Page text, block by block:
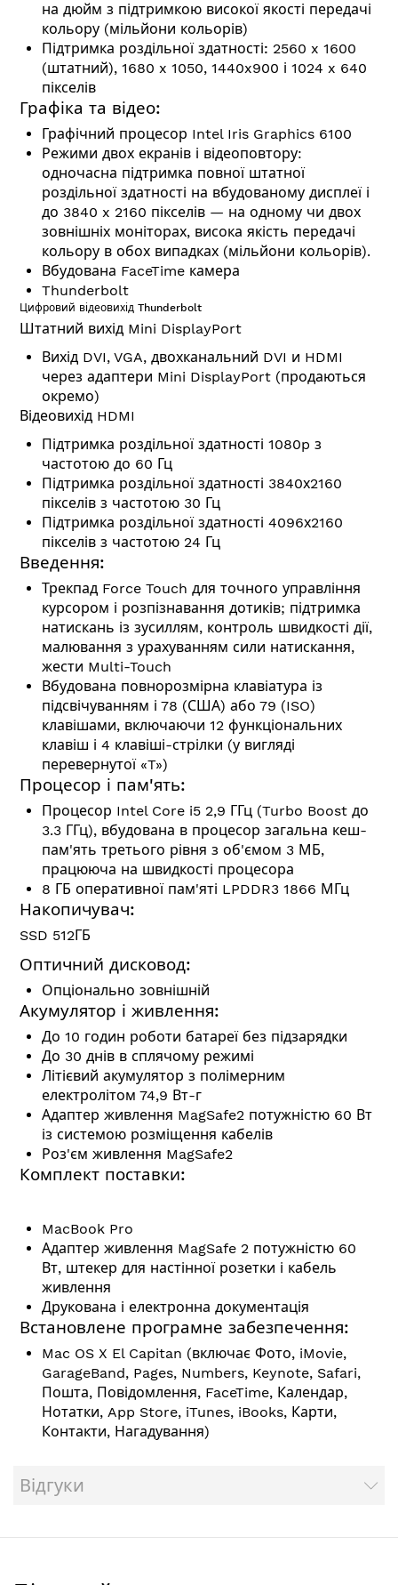
на дюйм з підтримкою високої якості передачі
кольору (мільйони кольорів)
Підтримка роздільної здатності: 2560 x 1600
(штатний), 1680 x 1050, 1440x900 і 1024 x 640
пікселів
Графіка та відео:
Графічний процесор Intel Iris Graphics 6100
Режими двох екранів і відеоповтору:
одночасна підтримка повної штатної
роздільної здатності на вбудованому дисплеї і
до 3840 x 2160 пікселів — на одному чи двох
зовнішніх моніторах, висока якість передачі
кольору в обох випадках (мільйони кольорів).
Вбудована FaceTime камера
Thunderbolt
Цифровий відеовихід Thunderbolt
Штатний вихід Mini DisplayPort
Вихід DVI, VGA, двохканальний DVI и HDMI
через адаптери Mini DisplayPort (продаються
окремо)
Відеовихід HDMI
Підтримка роздільної здатності 1080p з
частотою до 60 Гц
Підтримка роздільної здатності 3840х2160
пікселів з частотою 30 Гц
Підтримка роздільної здатності 4096х2160
пікселів з частотою 24 Гц
Введення:
Трекпад Force Touch для точного управління
курсором і розпізнавання дотиків; підтримка
натискань із зусиллям, контроль швидкості дії,
малювання з урахуванням сили натискання,
жести Multi-Touch
Вбудована повнорозмірна клавіатура із
підсвічуванням і 78 (США) або 79 (ISO)
клавішами, включаючи 12 функціональних
клавіш і 4 клавіші-стрілки (у вигляді
перевернутої «T»)
Процесор і пам'ять:
Процесор Intel Core i5 2,9 ГГц (Turbo Boost до
3.3 ГГц), вбудована в процесор загальна кеш-
пам'ять третього рівня з об'ємом 3 МБ,
працююча на швидкості процесора
8 ГБ оперативної пам'яті LPDDR3 1866 МГц
Накопичувач:
SSD 512ГБ
Оптичний дисковод:
Опціонально зовнішній
Акумулятор і живлення:
До 10 годин роботи батареї без підзарядки
До 30 днів в сплячому режимі
Літієвий акумулятор з полімерним
електролітом 74,9 Вт-г
Адаптер живлення MagSafe2 потужністю 60 Вт
із системою розміщення кабелів
Роз'єм живлення MagSafe2
Комплект поставки:
MacBook Pro
Адаптер живлення MagSafe 2 потужністю 60
Вт, штекер для настінної розетки і кабель
живлення
Друкована і електронна документація
Встановлене програмне забезпечення:
Mac OS X El Capitan (включає Фото, iMovie,
GarageBand, Pages, Numbers, Keynote, Safari,
Пошта, Повідомлення, FaceTime, Календар,
Нотатки, App Store, iTunes, iBooks, Карти,
Контакти, Нагадування)
Відгуки